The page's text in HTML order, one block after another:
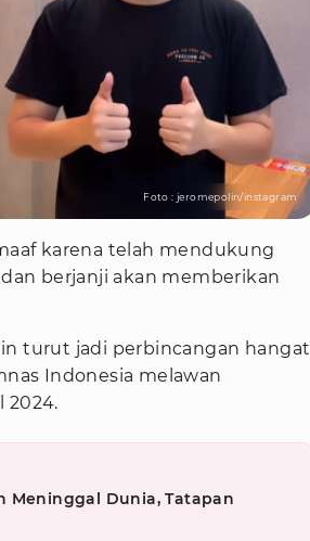
Foto : jeromepolin/instagram
karena telah mendukung
dan berjanji akan memberikan
turut jadi perbincangan hangat
Indonesia melawan
2024.
Meninggal Dunia, Tatapan